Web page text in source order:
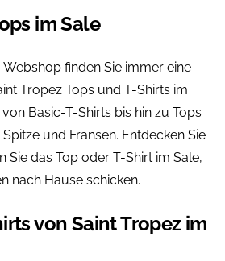
im Sale
finden Sie immer eine
Tropez Tops und T-Shirts im
Basic-T-Shirts bis hin zu Tops
und Fransen. Entdecken Sie
Sie das Top oder T-Shirt im Sale,
nach Hause schicken.
von Saint Tropez im